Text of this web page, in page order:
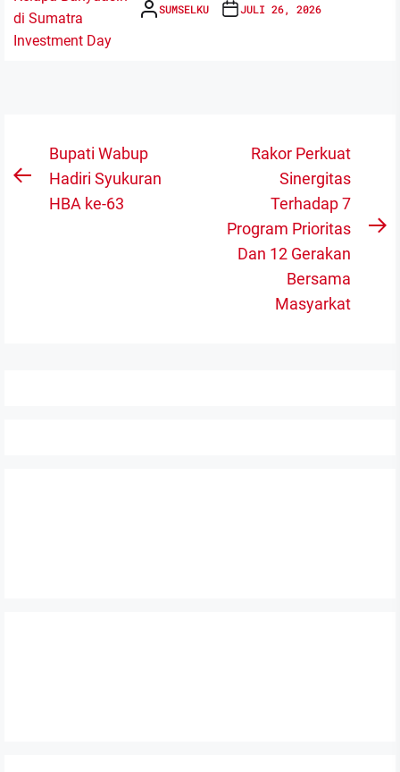
SUMSELKU JULI 26, 2026
Navigasi
pos
Previous
Bupati Wabup
Hadiri Syukuran
HBA ke-63
Rakor Perkuat
Sinergitas
Terhadap 7
Program Prioritas
Dan 12 Gerakan
Bersama
Masyarkat